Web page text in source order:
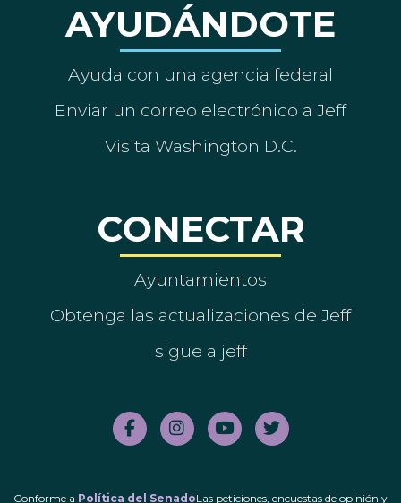
AYUDÁNDOTE
Ayuda con una agencia federal
Enviar un correo electrónico a Jeff
Visita Washington D.C.
CONECTAR
Ayuntamientos
Obtenga las actualizaciones de Jeff
sigue a jeff
Conforme a Política del SenadoLas peticiones, encuestas de opinión y